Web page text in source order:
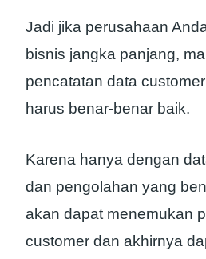
Jadi jika perusahaan
bisnis jangka panjang,
pencatatan data
harus benar-benar baik.
Karena hanya dengan
dan pengolahan yang
akan dapat menemukan
customer dan akhirnya